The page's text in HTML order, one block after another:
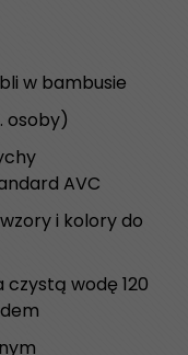
w bambusie
osoby)
AVC
i kolory do
wodę 120